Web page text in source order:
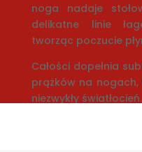
noga nadaje
delikatne linie
tworząc poczucie
Całości dopełnia
prążków na
niezwykły światłocień.